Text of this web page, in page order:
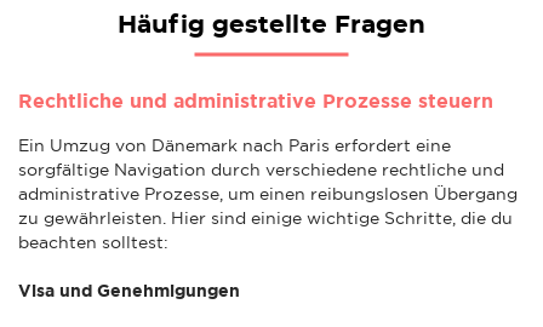
Häufig gestellte Fragen
Rechtliche und administrative Prozesse steuern
Ein Umzug von Dänemark nach Paris erfordert eine
sorgfältige Navigation durch verschiedene rechtliche und
administrative Prozesse, um einen reibungslosen Übergang
zu gewährleisten. Hier sind einige wichtige Schritte, die du
beachten solltest:
Visa und Genehmigungen